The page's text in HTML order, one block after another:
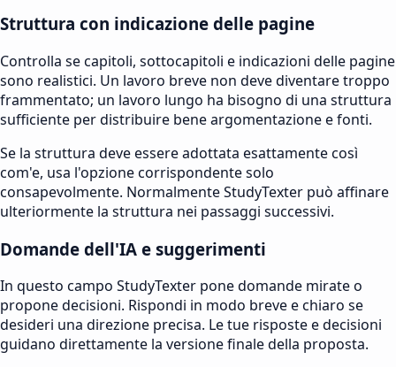
Struttura con indicazione delle pagine
Controlla se capitoli, sottocapitoli e indicazioni delle pagine
sono realistici. Un lavoro breve non deve diventare troppo
frammentato; un lavoro lungo ha bisogno di una struttura
sufficiente per distribuire bene argomentazione e fonti.
Se la struttura deve essere adottata esattamente così
com'e, usa l'opzione corrispondente solo
consapevolmente. Normalmente StudyTexter può affinare
ulteriormente la struttura nei passaggi successivi.
Domande dell'IA e suggerimenti
In questo campo StudyTexter pone domande mirate o
propone decisioni. Rispondi in modo breve e chiaro se
desideri una direzione precisa. Le tue risposte e decisioni
guidano direttamente la versione finale della proposta.